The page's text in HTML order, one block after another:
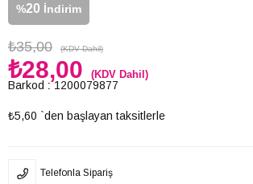
%20 İndirim
₺35,00 (KDV Dahil)
₺28,00 (KDV Dahil)
Barkod : 1200079877
₺5,60 `den başlayan taksitlerle
Telefonla Sipariş